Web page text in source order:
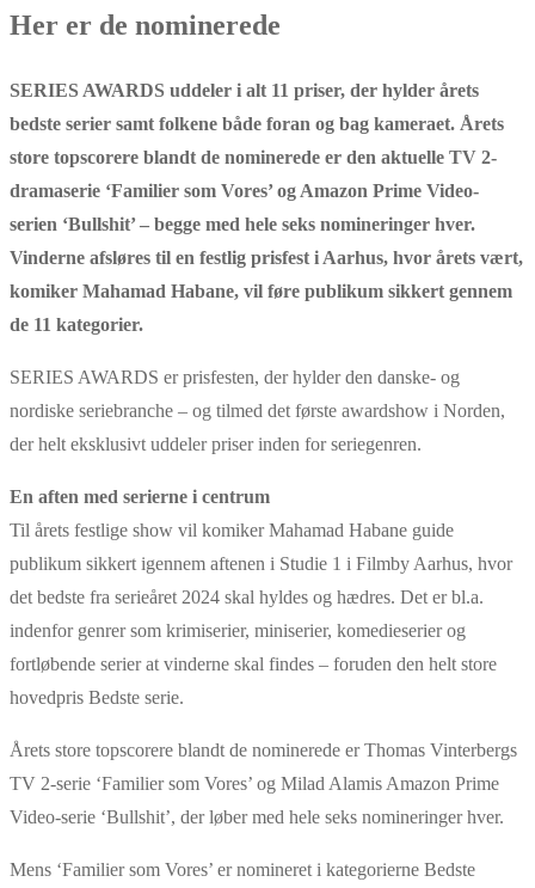
Her er de nominerede
SERIES AWARDS uddeler i alt 11 priser, der hylder årets
bedste serier samt folkene både foran og bag kameraet. Årets
store topscorere blandt de nominerede er den aktuelle TV 2-
dramaserie ‘Familier som Vores’ og Amazon Prime Video-
serien ‘Bullshit’ – begge med hele seks nomineringer hver.
Vinderne afsløres til en festlig prisfest i Aarhus, hvor årets vært,
komiker Mahamad Habane, vil føre publikum sikkert gennem
de 11 kategorier.
SERIES AWARDS er prisfesten, der hylder den danske- og
nordiske seriebranche – og tilmed det første awardshow i Norden,
der helt eksklusivt uddeler priser inden for seriegenren.
En aften med serierne i centrum
Til årets festlige show vil komiker Mahamad Habane guide
publikum sikkert igennem aftenen i Studie 1 i Filmby Aarhus, hvor
det bedste fra serieåret 2024 skal hyldes og hædres. Det er bl.a.
indenfor genrer som krimiserier, miniserier, komedieserier og
fortløbende serier at vinderne skal findes – foruden den helt store
hovedpris Bedste serie.
Årets store topscorere blandt de nominerede er Thomas Vinterbergs
TV 2-serie ‘Familier som Vores’ og Milad Alamis Amazon Prime
Video-serie ‘Bullshit’, der løber med hele seks nomineringer hver.
Mens ‘Familier som Vores’ er nomineret i kategorierne Bedste